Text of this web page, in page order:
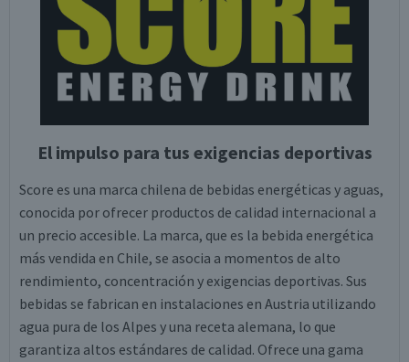
El impulso para tus exigencias deportivas
Score es una marca chilena de bebidas energéticas y aguas,
conocida por ofrecer productos de calidad internacional a
un precio accesible. La marca, que es la bebida energética
más vendida en Chile, se asocia a momentos de alto
rendimiento, concentración y exigencias deportivas. Sus
bebidas se fabrican en instalaciones en Austria utilizando
agua pura de los Alpes y una receta alemana, lo que
garantiza altos estándares de calidad. Ofrece una gama